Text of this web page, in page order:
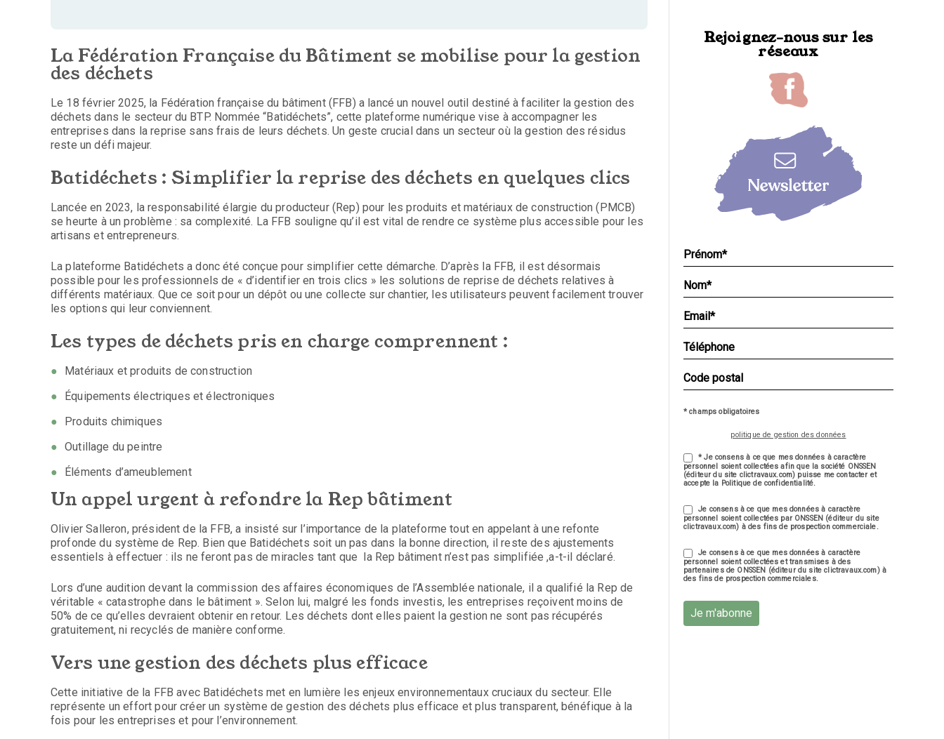
La Fédération Française du Bâtiment se mobilise pour la gestion
des déchets
Le 18 février 2025, la Fédération française du bâtiment (FFB) a lancé un nouvel outil destiné à faciliter la gestion des
déchets dans le secteur du BTP. Nommée “Batidéchets”, cette plateforme numérique vise à accompagner les
entreprises dans la reprise sans frais de leurs déchets. Un geste crucial dans un secteur où la gestion des résidus
reste un défi majeur.
Batidéchets : Simplifier la reprise des déchets en quelques clics
Lancée en 2023, la responsabilité élargie du producteur (Rep) pour les produits et matériaux de construction (PMCB)
se heurte à un problème : sa complexité. La FFB souligne qu’il est vital de rendre ce système plus accessible pour les
artisans et entrepreneurs.
La plateforme Batidéchets a donc été conçue pour simplifier cette démarche. D’après la FFB, il est désormais
possible pour les professionnels de « d’identifier en trois clics » les solutions de reprise de déchets relatives à
différents matériaux. Que ce soit pour un dépôt ou une collecte sur chantier, les utilisateurs peuvent facilement trouver
les options qui leur conviennent.
Les types de déchets pris en charge comprennent :
Matériaux et produits de construction
Équipements électriques et électroniques
Produits chimiques
Outillage du peintre
Éléments d’ameublement
Un appel urgent à refondre la Rep bâtiment
Olivier Salleron, président de la FFB, a insisté sur l’importance de la plateforme tout en appelant à une refonte
profonde du système de Rep. Bien que Batidéchets soit un pas dans la bonne direction, il reste des ajustements
essentiels à effectuer : ils ne feront pas de miracles tant que la Rep bâtiment n’est pas simplifiée ,a-t-il déclaré.
Lors d’une audition devant la commission des affaires économiques de l’Assemblée nationale, il a qualifié la Rep de
véritable « catastrophe dans le bâtiment ». Selon lui, malgré les fonds investis, les entreprises reçoivent moins de
50% de ce qu’elles devraient obtenir en retour. Les déchets dont elles paient la gestion ne sont pas récupérés
gratuitement, ni recyclés de manière conforme.
Vers une gestion des déchets plus efficace
Cette initiative de la FFB avec Batidéchets met en lumière les enjeux environnementaux cruciaux du secteur. Elle
représente un effort pour créer un système de gestion des déchets plus efficace et plus transparent, bénéfique à la
fois pour les entreprises et pour l’environnement.
Rejoignez-nous sur les
réseaux
* champs obligatoires
politique de gestion des données
* Je consens à ce que mes données à caractère
personnel soient collectées afin que la société ONSSEN
(éditeur du site clictravaux.com) puisse me contacter et
accepte la Politique de confidentialité.
Je consens à ce que mes données à caractère
personnel soient collectées par ONSSEN (éditeur du site
clictravaux.com) à des fins de prospection commerciale.
Je consens à ce que mes données à caractère
personnel soient collectées et transmises à des
partenaires de ONSSEN (éditeur du site clictravaux.com) à
des fins de prospection commerciales.
Je m'abonne